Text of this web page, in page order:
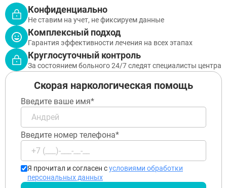
Конфиденциально
Не ставим на учет, не фиксируем данные
Комплексный подход
Гарантия эффективности лечения на всех этапах
Круглосуточный контроль
За состоянием больного 24/7 следят специалисты центра
Скорая наркологическая помощь
Введите ваше имя*
Введите номер телефона*
Я прочитал и согласен сусловиями обработки
персональных данных
Шатура
Истра
Ликино-Дулёво
Можайск
Дедовск
Электрогорск
Луховицы
Лосино-Петровский
Красноармейск
Волоколамск
Озёры
Старая Купавна
Кубинка
Голицыно
Бронницы
Рошаль
Хотьково
Зарайск